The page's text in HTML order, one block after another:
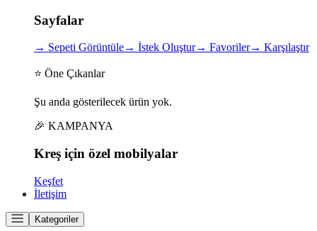
Sayfalar
→ Sepeti Görüntüle→ İstek Oluştur→ Favoriler→ Karşılaştır
⭐ Öne Çıkanlar
Şu anda gösterilecek ürün yok.
🎉 KAMPANYA
Kreş için özel mobilyalar
Keşfet
İletişim
Kategoriler